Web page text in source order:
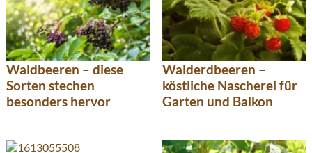
Waldbeeren – diese
Sorten stechen
besonders hervor
Walderdbeeren –
köstliche Nascherei für
Garten und Balkon